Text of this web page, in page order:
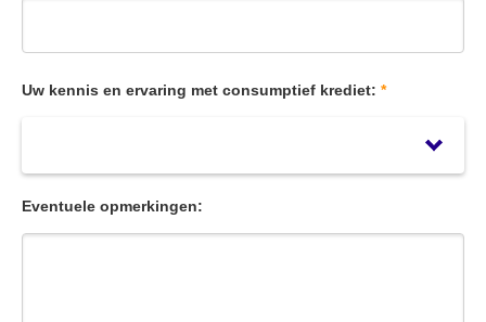
Uw kennis en ervaring met consumptief krediet: *
Eventuele opmerkingen: